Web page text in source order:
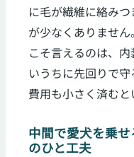
に毛が繊維に絡み
が少なくありませ
こそ言えるのは、
いうちに先回りで
費用も小さく済むと
中間で愛犬を乗
のひと工夫